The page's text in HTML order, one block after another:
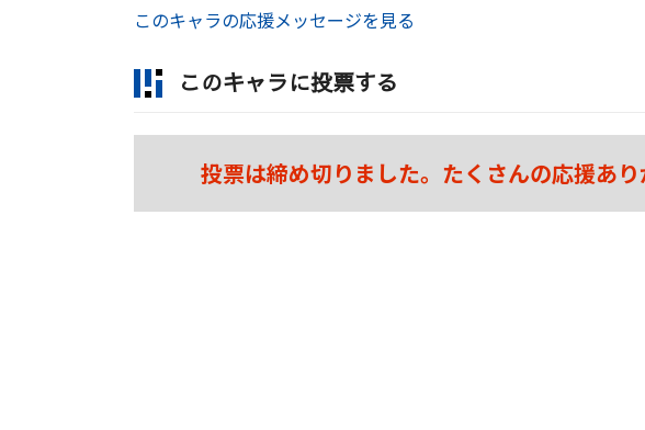
このキャラの応援メッセージを見る
このキャラに投票する
投票は締め切りました。たくさんの応援あり